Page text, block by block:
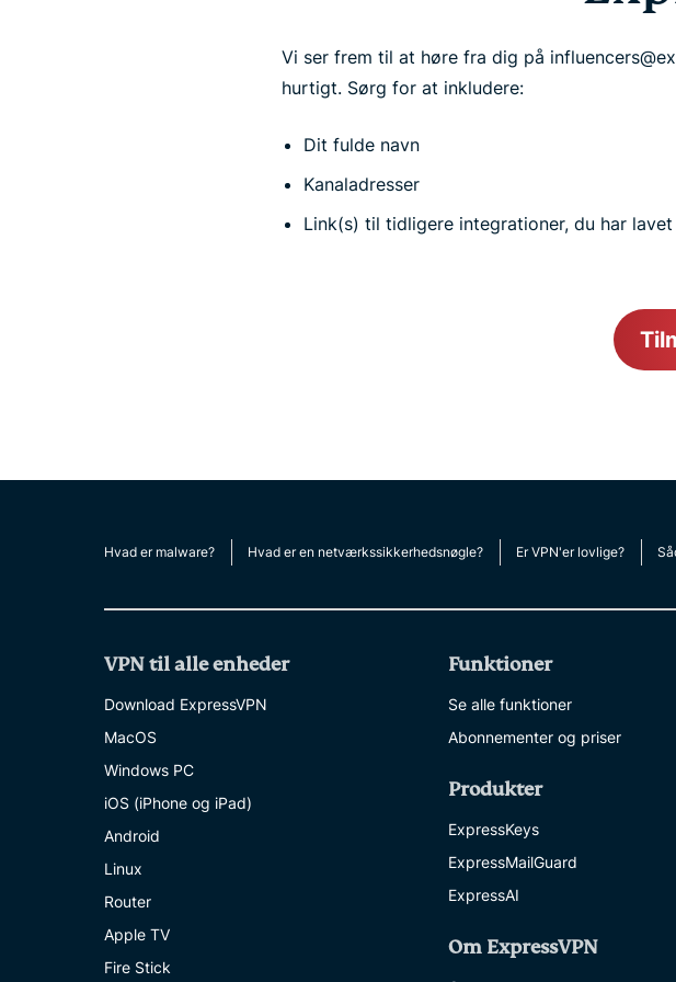
Vi ser frem til at høre fra dig på
hurtigt. Sørg for at inkludere:
Dit fulde navn
Kanaladresser
Link(s) til tidligere integrationer, du har
Hvad er malware? Hvad er en netværkssikkerhedsnøgle? Er VPN'er lovlige?
VPN til alle enheder
Download ExpressVPN
MacOS
Windows PC
iOS (iPhone og iPad)
Android
Linux
Router
Apple TV
Fire Stick
Funktioner
Se alle funktioner
Abonnementer og priser
Produkter
ExpressKeys
ExpressMailGuard
ExpressAI
Om ExpressVPN